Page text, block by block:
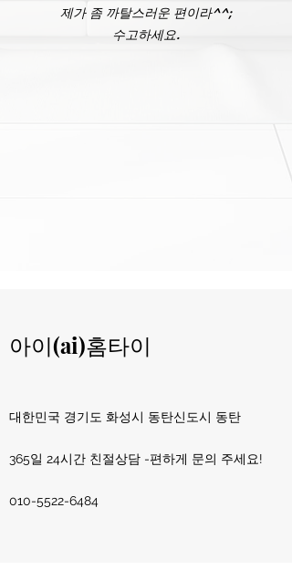
제가 좀 까탈스러운 편이라^^;
​수고하세요.
아이(ai)홈타이
​대한민국 경기도 화성시 동탄신도시 동탄
365일 24시간 친절상담 -편하게 문의 주세요!
010-5522-6484